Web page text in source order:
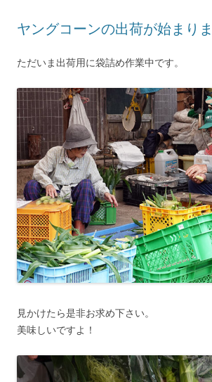
ヤングコーンの出荷が始まり
ただいま出荷用に袋詰め作業中です。
見かけたら是非お求め下さい。
美味しいですよ！